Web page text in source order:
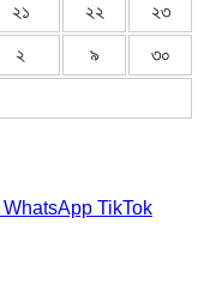
২১ ২২ ২৩
২ ৯ ৩০
WhatsApp TikTok